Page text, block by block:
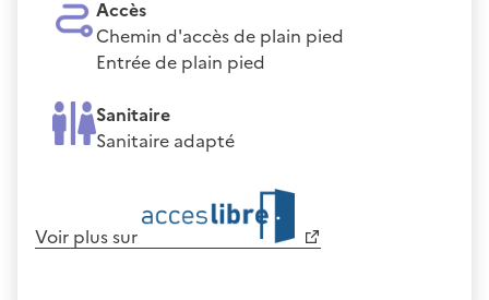
Accès
Chemin d'accès de plain pied
Entrée de plain pied
Sanitaire
Sanitaire adapté
Voir plus sur